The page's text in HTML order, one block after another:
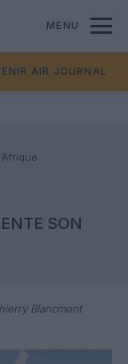
MENU
AIR JOURNAL
SON
Blancmont